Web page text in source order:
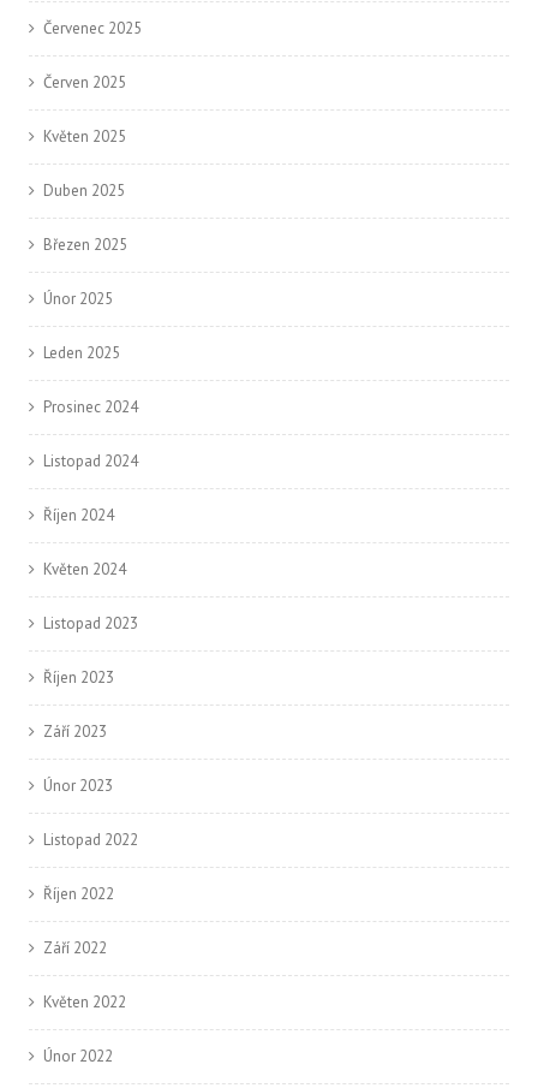
Červenec 2025
Červen 2025
Květen 2025
Duben 2025
Březen 2025
Únor 2025
Leden 2025
Prosinec 2024
Listopad 2024
Říjen 2024
Květen 2024
Listopad 2023
Říjen 2023
Září 2023
Únor 2023
Listopad 2022
Říjen 2022
Září 2022
Květen 2022
Únor 2022